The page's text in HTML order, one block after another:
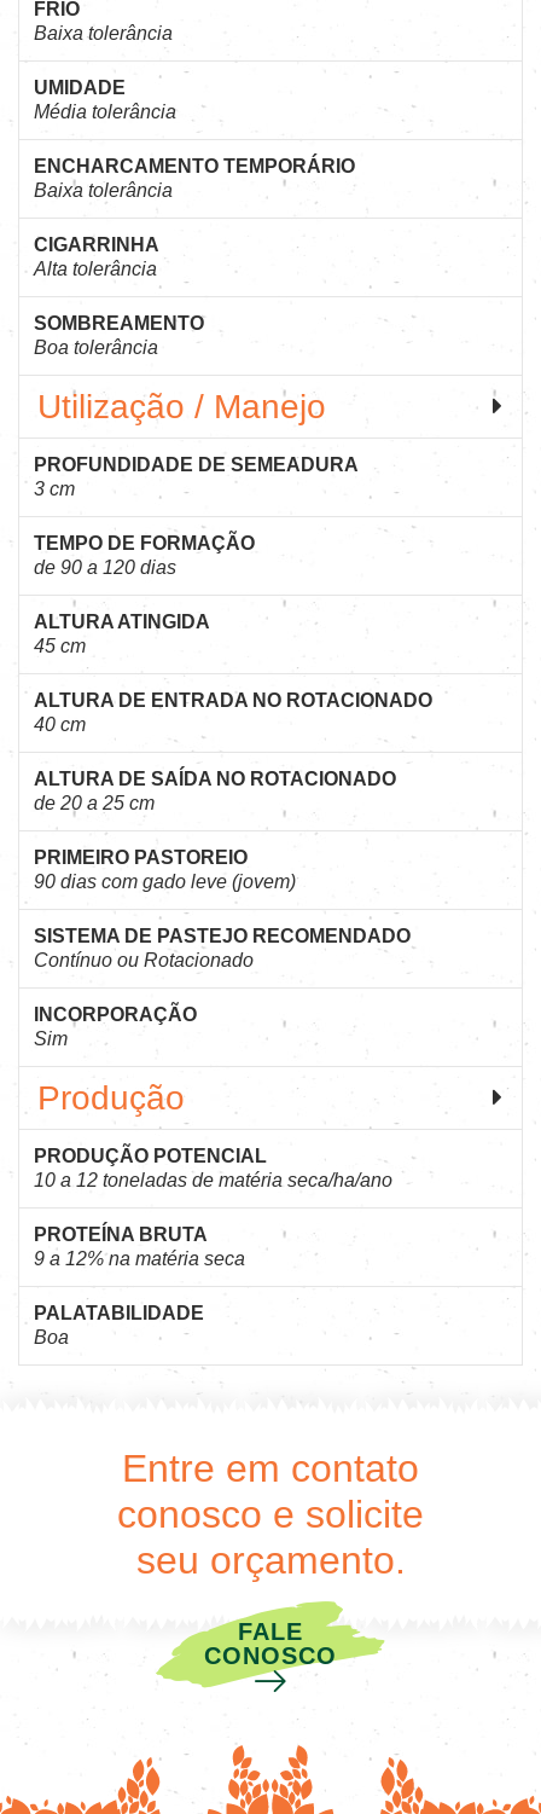
FRIO
Baixa tolerância
UMIDADE
Média tolerância
ENCHARCAMENTO TEMPORÁRIO
Baixa tolerância
CIGARRINHA
Alta tolerância
SOMBREAMENTO
Boa tolerância
Utilização / Manejo
PROFUNDIDADE DE SEMEADURA
3 cm
TEMPO DE FORMAÇÃO
de 90 a 120 dias
ALTURA ATINGIDA
45 cm
ALTURA DE ENTRADA NO ROTACIONADO
40 cm
ALTURA DE SAÍDA NO ROTACIONADO
de 20 a 25 cm
PRIMEIRO PASTOREIO
90 dias com gado leve (jovem)
SISTEMA DE PASTEJO RECOMENDADO
Contínuo ou Rotacionado
INCORPORAÇÃO
Sim
Produção
PRODUÇÃO POTENCIAL
10 a 12 toneladas de matéria seca/ha/ano
PROTEÍNA BRUTA
9 a 12% na matéria seca
PALATABILIDADE
Boa
Entre em contato
conosco e solicite
seu orçamento.
FALE
CONOSCO